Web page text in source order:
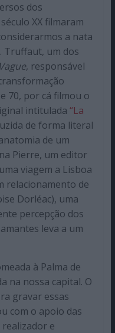
dos
XX filmaram
a nata
Truffaut, um dos
, responsável
70, por cá filmou o
intitulada “La
de forma literal
de um
Pierre, um editor
viagem a Lisboa
relacionamento de
Dorléac), uma
percepção dos
leva a um
à Palma de
na nossa capital. O
gravar essas
com o apoio das
realizador e